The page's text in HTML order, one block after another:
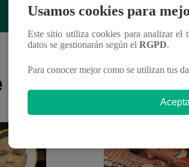
Usamos cookies para
Este sitio utiliza cookies para analizar
datos se gestionarán según el RGPD.
Para conocer mejor como se utilizan tus